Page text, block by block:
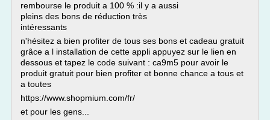
rembourse le produit a 100 % :il y a aussi
pleins des bons de réduction très
intéressants
n'hésitez a bien profiter de tous ses bons et cadeau gratuit
grâce a l installation de cette appli appuyez sur le lien en
dessous et tapez le code suivant : ca9m5 pour avoir le
produit gratuit pour bien profiter et bonne chance a tous et
a toutes
https://www.shopmium.com/fr/
et pour les gens...